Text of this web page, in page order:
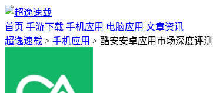
首页 手游下载 手机应用 电脑应用 文章资讯
超逸速载 > 手机应用 > 酷安安卓应用市场深度评